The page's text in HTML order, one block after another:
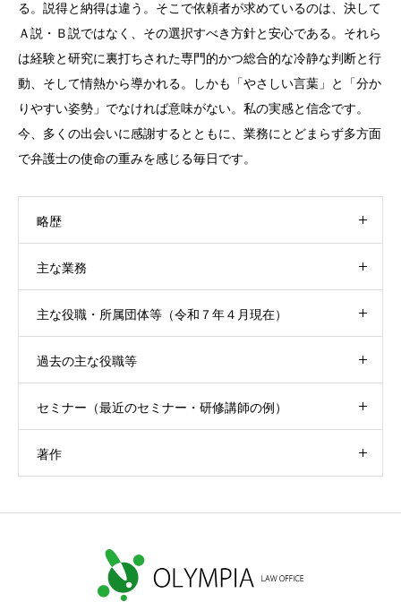
る。説得と納得は違う。そこで依頼者が求めているのは、決して
Ａ説・Ｂ説ではなく、その選択すべき方針と安心である。それら
は経験と研究に裏打ちされた専門的かつ総合的な冷静な判断と行
動、そして情熱から導かれる。しかも「やさしい言葉」と「分か
りやすい姿勢」でなければ意味がない。私の実感と信念です。
今、多くの出会いに感謝するとともに、業務にとどまらず多方面
で弁護士の使命の重みを感じる毎日です。
略歴
主な業務
主な役職・所属団体等（令和７年４月現在）
過去の主な役職等
セミナー（最近のセミナー・研修講師の例）
著作